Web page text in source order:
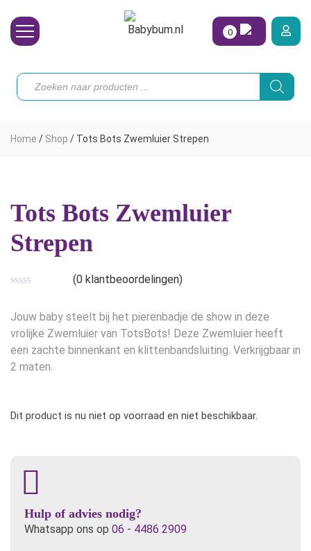
Toebehoren
Onze merken
Hoe begin ik?
0
Producten
zoeken
Home / Shop / Tots Bots Zwemluier Strepen
Tots Bots Zwemluier
Strepen
(0 klantbeoordelingen)
Jouw baby steelt bij het pierenbadje de show in deze
vrolijke Zwemluier van TotsBots! Deze Zwemluier heeft
een zachte binnenkant en klittenbandsluiting. Verkrijgbaar in
2 maten.
Dit product is nu niet op voorraad en niet beschikbaar.
Hulp of advies nodig?
Whatsapp ons op 06 - 4486 2909